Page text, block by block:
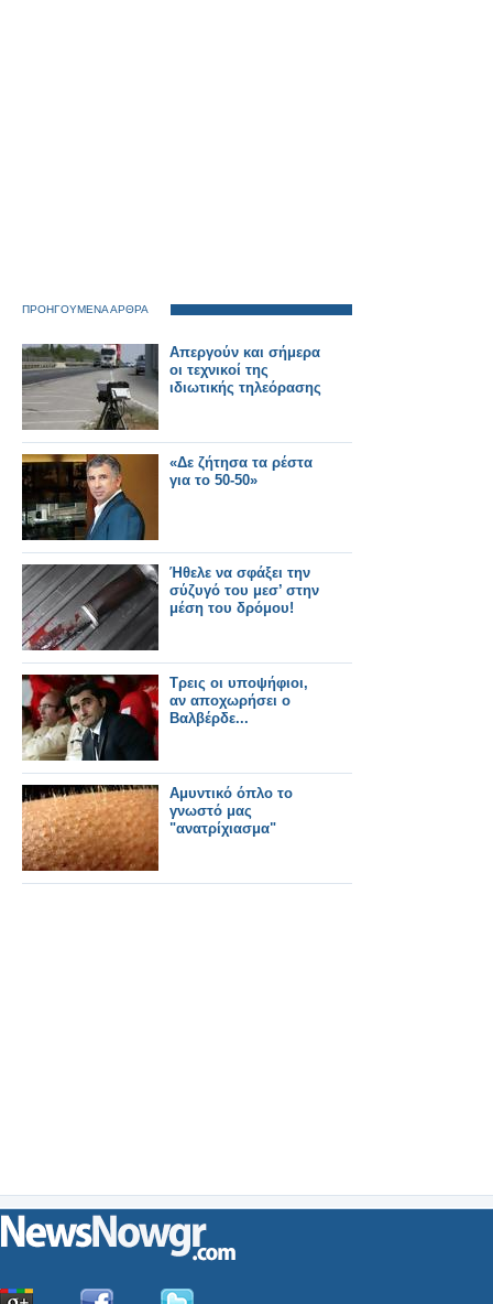
ΠΡΟΗΓΟΥΜΕΝΑ ΑΡΘΡΑ
Απεργούν και σήμερα
οι τεχνικοί της
ιδιωτικής τηλεόρασης
«Δε ζήτησα τα ρέστα
για το 50-50»
Ήθελε να σφάξει την
σύζυγό του μεσ’ στην
μέση του δρόμου!
Τρεις οι υποψήφιοι,
αν αποχωρήσει ο
Βαλβέρδε...
Αμυντικό όπλο το
γνωστό μας
"ανατρίχιασμα"